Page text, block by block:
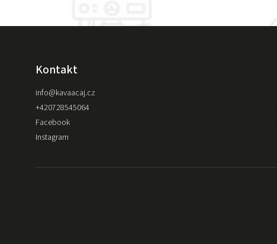
Kontakt
info@kavaacaj.cz
+420728545064
Facebook
Instagram